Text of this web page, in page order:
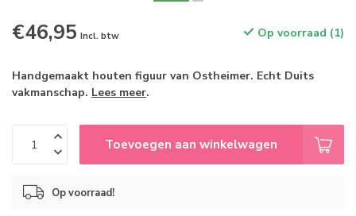
€46,95 Incl. btw Op voorraad (1)
Handgemaakt houten figuur van Ostheimer. Echt Duits
vakmanschap. Lees meer.
Toevoegen aan winkelwagen
Op voorraad!